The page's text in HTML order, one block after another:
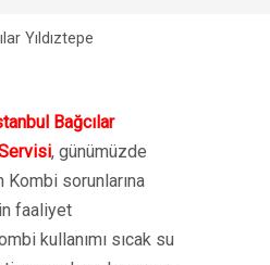
Yıldıztepe
Bağcılar
, günümüzde
Kombi sorunlarına
faaliyet
kullanımı sıcak su